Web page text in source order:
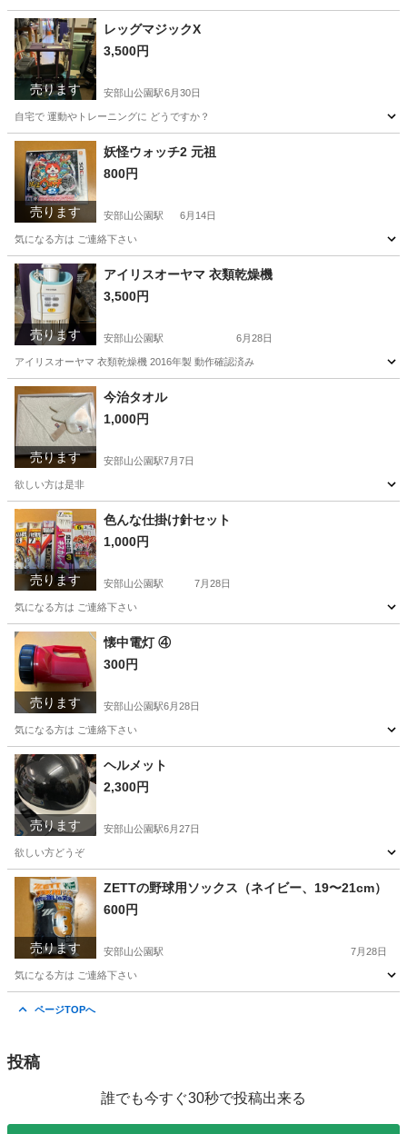
福岡 北九州市 安部山公園駅
売ります
レッグマジックX
3,500円
安部山公園駅6月30日
自宅で 運動やトレーニングに どうですか？
福岡 北九州市 安部山公園駅 フィットネス、トレーニング
レッグマジック
売ります
妖怪ウォッチ2 元祖
800円
安部山公園駅 6月14日
気になる方は ご連絡下さい
福岡 北九州市 安部山公園駅 ポータブルゲーム
妖怪ウォッチ2
売ります
アイリスオーヤマ 衣類乾燥機
3,500円
安部山公園駅 6月28日
アイリスオーヤマ 衣類乾燥機 2016年製 動作確認済み
福岡 北九州市 安部山公園駅
売ります
今治タオル
1,000円
安部山公園駅7月7日
欲しい方は是非
福岡 北九州市 安部山公園駅 その他
売ります
色んな仕掛け針セット
1,000円
安部山公園駅 7月28日
気になる方は ご連絡下さい
福岡 北九州市 安部山公園駅
売ります
懐中電灯 ④
300円
安部山公園駅6月28日
気になる方は ご連絡下さい
福岡 北九州市 安部山公園駅
売ります
ヘルメット
2,300円
安部山公園駅6月27日
欲しい方どうぞ
福岡 北九州市 安部山公園駅 その他 ヘルメット
売ります
ZETTの野球用ソックス（ネイビー、19〜21cm）
600円
安部山公園駅 7月28日
気になる方は ご連絡下さい
ページTOPへ
投稿
誰でも今すぐ30秒で投稿出来る